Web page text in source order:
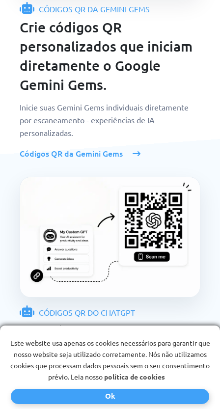
CÓDIGOS QR DA GEMINI GEMS
Crie códigos QR
personalizados que iniciam
diretamente o Google
Gemini Gems.
Inicie suas Gemini Gems individuais diretamente
por escaneamento - experiências de IA
personalizadas.
Códigos QR da Gemini Gems
CÓDIGOS QR DO CHATGPT
Crie códigos QR
personalizados com links
diretos para seus GPTs
personalizados.
Este website usa apenas os cookies necessários para garantir que
nosso website seja utilizado corretamente. Nós não utilizamos
cookies que processam dados pessoais sem o seu consentimento
prévio. Leia nosso política de cookies
Ok